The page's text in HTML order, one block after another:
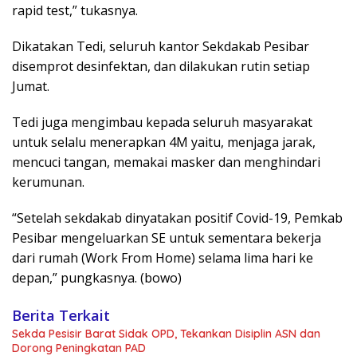
rapid test,” tukasnya.
Dikatakan Tedi, seluruh kantor Sekdakab Pesibar
disemprot desinfektan, dan dilakukan rutin setiap
Jumat.
Tedi juga mengimbau kepada seluruh masyarakat
untuk selalu menerapkan 4M yaitu, menjaga jarak,
mencuci tangan, memakai masker dan menghindari
kerumunan.
“Setelah sekdakab dinyatakan positif Covid-19, Pemkab
Pesibar mengeluarkan SE untuk sementara bekerja
dari rumah (Work From Home) selama lima hari ke
depan,” pungkasnya. (bowo)
Berita Terkait
Sekda Pesisir Barat Sidak OPD, Tekankan Disiplin ASN dan
Dorong Peningkatan PAD